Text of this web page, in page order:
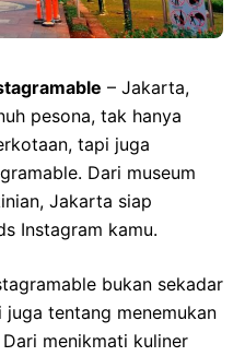
– Jakarta,
pesona, tak hanya
tapi juga
Dari museum
Jakarta siap
Instagram kamu.
bukan sekadar
tentang menemukan
menikmati kuliner